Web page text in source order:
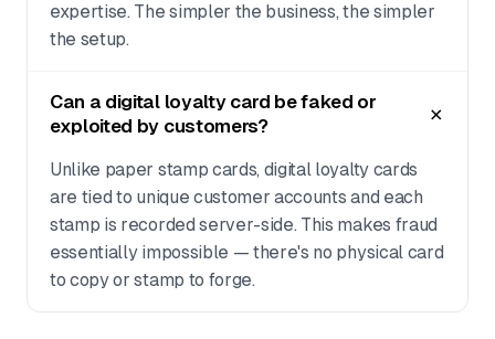
expertise. The simpler the business, the simpler
the setup.
Can a digital loyalty card be faked or
exploited by customers?
Unlike paper stamp cards, digital loyalty cards
are tied to unique customer accounts and each
stamp is recorded server-side. This makes fraud
essentially impossible — there's no physical card
to copy or stamp to forge.